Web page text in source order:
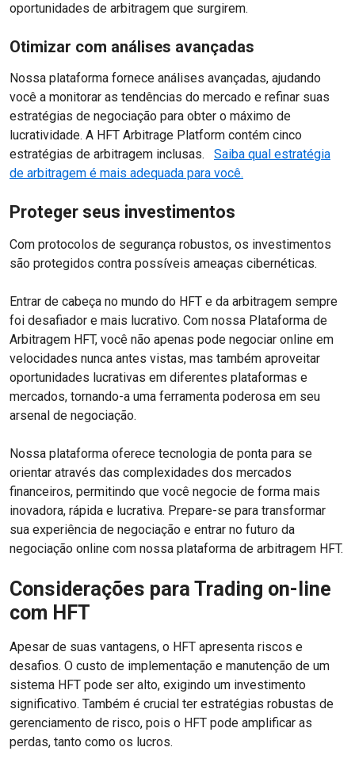
oportunidades de arbitragem que surgirem.
Otimizar com análises avançadas
Nossa plataforma fornece análises avançadas, ajudando
você a monitorar as tendências do mercado e refinar suas
estratégias de negociação para obter o máximo de
lucratividade. A HFT Arbitrage Platform contém cinco
estratégias de arbitragem inclusas. Saiba qual estratégia
de arbitragem é mais adequada para você.
Proteger seus investimentos
Com protocolos de segurança robustos, os investimentos
são protegidos contra possíveis ameaças cibernéticas.
Entrar de cabeça no mundo do HFT e da arbitragem sempre
foi desafiador e mais lucrativo. Com nossa Plataforma de
Arbitragem HFT, você não apenas pode negociar online em
velocidades nunca antes vistas, mas também aproveitar
oportunidades lucrativas em diferentes plataformas e
mercados, tornando-a uma ferramenta poderosa em seu
arsenal de negociação.
Nossa plataforma oferece tecnologia de ponta para se
orientar através das complexidades dos mercados
financeiros, permitindo que você negocie de forma mais
inovadora, rápida e lucrativa. Prepare-se para transformar
sua experiência de negociação e entrar no futuro da
negociação online com nossa plataforma de arbitragem HFT.
Considerações para Trading on-line
com HFT
Apesar de suas vantagens, o HFT apresenta riscos e
desafios. O custo de implementação e manutenção de um
sistema HFT pode ser alto, exigindo um investimento
significativo. Também é crucial ter estratégias robustas de
gerenciamento de risco, pois o HFT pode amplificar as
perdas, tanto como os lucros.